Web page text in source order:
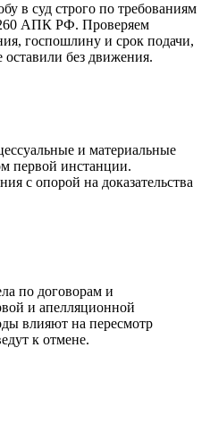
в суд строго по требованиям
АПК РФ. Проверяем
госпошлину и срок подачи,
без движения.
и материальные
первой инстанции.
с опорой на доказательства
по договорам и
и апелляционной
влияют на пересмотр
к отмене.